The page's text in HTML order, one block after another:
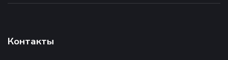
Контакты